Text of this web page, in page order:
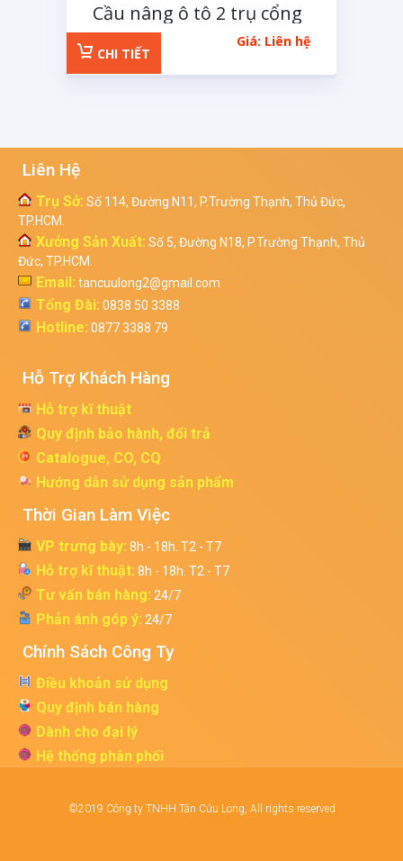
Cầu nâng ô tô 2 trụ cổng
trên
Giá: Liên hệ
CHI TIẾT
Liên Hệ
Trụ Sở: Số 114, Đường N11, P.Trường Thạnh, Thủ Đức,
TP.HCM.
Xưởng Sản Xuất: Số 5, Đường N18, P.Trường Thạnh, Thủ
Đức, TP.HCM.
Email: tancuulong2@gmail.com
Tổng Đài: 0838 50 3388
Hotline: 0877 3388 79
Hỗ Trợ Khách Hàng
Hỗ trợ kĩ thuật
Quy định bảo hành, đổi trả
Catalogue, CO, CQ
Hướng dẫn sử dụng sản phẩm
Thời Gian Làm Việc
VP trưng bày: 8h - 18h. T2 - T7
Hỗ trợ kĩ thuật: 8h - 18h. T2 - T7
Tư vấn bán hàng: 24/7
Phản ánh góp ý: 24/7
Chính Sách Công Ty
Điều khoản sử dụng
Quy định bán hàng
Dành cho đại lý
Hệ thống phân phối
©2019 Công ty TNHH Tân Cửu Long, All rights reserved